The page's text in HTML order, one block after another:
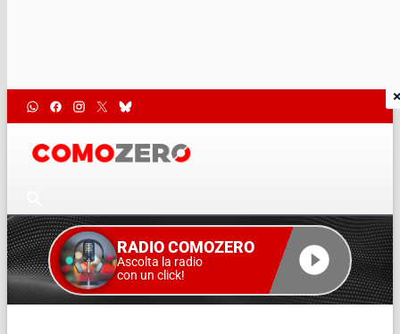
RADIO COMOZERO
Ascolta la radio
con un click!